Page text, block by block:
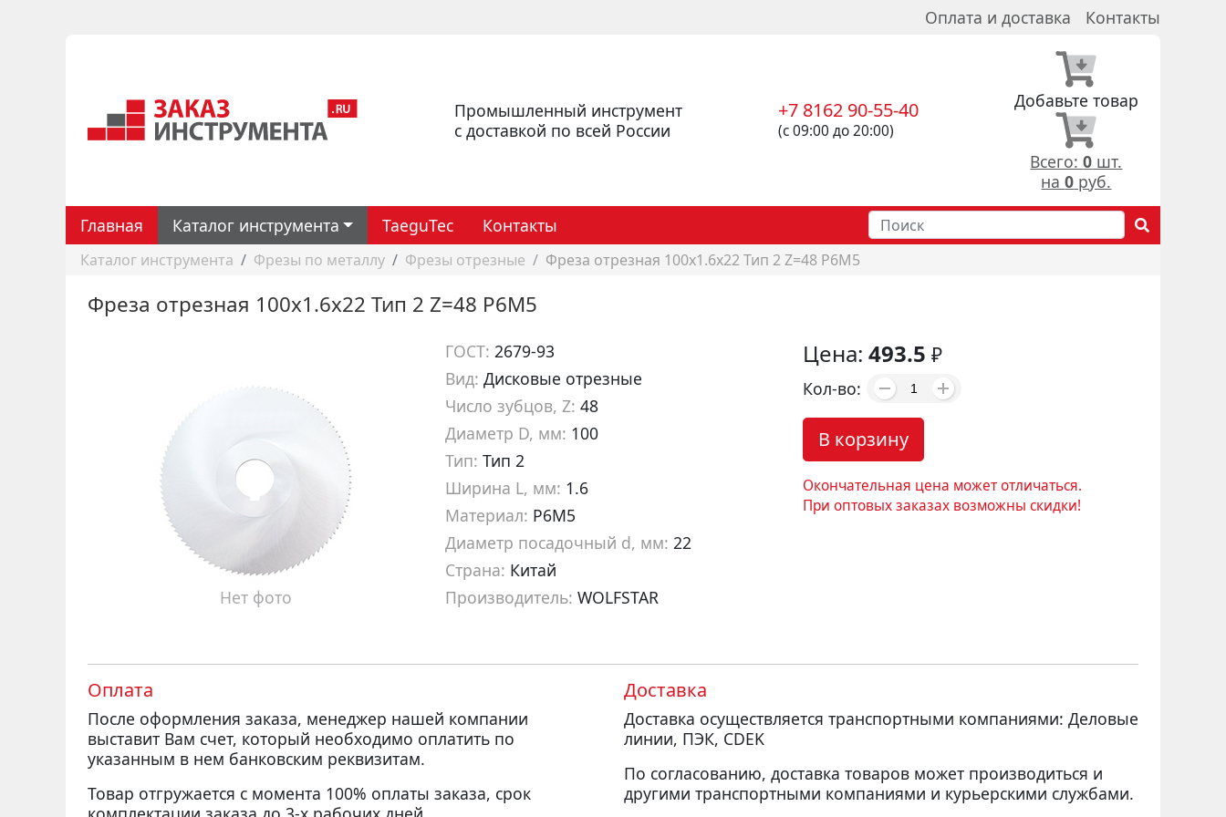
Оплата и доставка Контакты
Промышленный инструмент
с доставкой по всей России
+7 8162 90-55-40
(с 09:00 до 20:00)
Добавьте товар
Всего:0 шт.
на0 руб.
Главная
Каталог инструмента TaeguTec Контакты
Каталог инструмента Фрезы по металлу Фрезы отрезные Фреза отрезная 100х1.6х22 Тип 2 Z=48 Р6М5
Фреза отрезная 100х1.6х22 Тип 2 Z=48 Р6М5
Нет фото
ГОСТ: 2679-93
Вид: Дисковые отрезные
Число зубцов, Z: 48
Диаметр D, мм: 100
Тип: Тип 2
Ширина L, мм: 1.6
Материал: Р6М5
Диаметр посадочный d, мм: 22
Страна: Китай
Производитель: WOLFSTAR
Цена: 493.5 ₽
Кол-во:
В корзину
Окончательная цена может отличаться.
При оптовых заказах возможны скидки!
Оплата
После оформления заказа, менеджер нашей компании
выставит Вам счет, который необходимо оплатить по
указанным в нем банковским реквизитам.
Товар отгружается с момента 100% оплаты заказа, срок
Доставка
Доставка осуществляется транспортными компаниями: Деловые
линии, ПЭК, CDEK
По согласованию, доставка товаров может производиться и
другими транспортными компаниями и курьерскими службами.